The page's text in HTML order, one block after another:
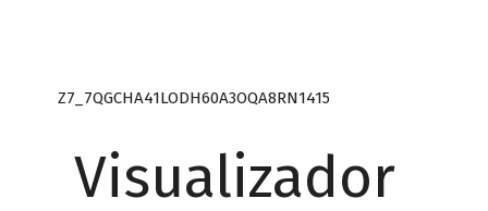
Z7_7QGCHA41LODH60A3OQA8RN1415
Visualizador